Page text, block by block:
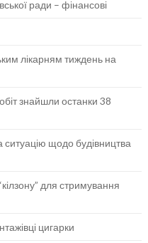
ради – фінансові
лікарням тиждень на
знайшли останки 38
щодо будівництва
для стримування
цигарки